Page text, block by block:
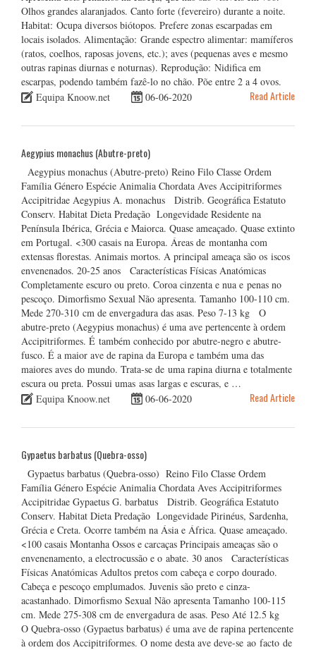
Olhos grandes alaranjados. Canto forte (fevereiro) durante a noite.
Habitat: Ocupa diversos biótopos. Prefere zonas escarpadas em
locais isolados. Alimentação: Grande espectro alimentar: mamíferos
(ratos, coelhos, raposas jovens, etc.); aves (pequenas aves e mesmo
outras rapinas diurnas e noturnas). Reprodução: Nidifica em
escarpas, podendo também fazê-lo no chão. Põe entre 2 a 4 ovos.
Equipa Knoow.net
06-06-2020 Read Article
Aegypius monachus (Abutre-preto)
Aegypius monachus (Abutre-preto) Reino Filo Classe Ordem
Família Género Espécie Animalia Chordata Aves Accipitriformes
Accipitridae Aegypius A. monachus Distrib. Geográfica Estatuto
Conserv. Habitat Dieta Predação Longevidade Residente na
Península Ibérica, Grécia e Maiorca. Quase ameaçado. Quase extinto
em Portugal. <300 casais na Europa. Áreas de montanha com
extensas florestas. Animais mortos. A principal ameaça são os iscos
envenenados. 20-25 anos Características Físicas Anatómicas
Completamente escuro ou preto. Coroa cinzenta e nua e penas no
pescoço. Dimorfismo Sexual Não apresenta. Tamanho 100-110 cm.
Mede 270-310 cm de envergadura das asas. Peso 7-13 kg O
abutre-preto (Aegypius monachus) é uma ave pertencente à ordem
Accipitriformes. É também conhecido por abutre-negro e abutre-
fusco. É a maior ave de rapina da Europa e também uma das
maiores aves do mundo. Trata-se de uma rapina diurna e totalmente
escura ou preta. Possui umas asas largas e escuras, e …
Equipa Knoow.net
06-06-2020 Read Article
Gypaetus barbatus (Quebra-osso)
Gypaetus barbatus (Quebra-osso) Reino Filo Classe Ordem
Família Género Espécie Animalia Chordata Aves Accipitriformes
Accipitridae Gypaetus G. barbatus Distrib. Geográfica Estatuto
Conserv. Habitat Dieta Predação Longevidade Pirinéus, Sardenha,
Grécia e Creta. Ocorre também na Ásia e África. Quase ameaçado.
<100 casais Montanha Ossos e carcaças Principais ameaças são o
envenenamento, a electrocussão e o abate. 30 anos Características
Físicas Anatómicas Adultos pretos com cabeça e corpo dourado.
Cabeça e pescoço emplumados. Juvenis são preto e cinza-
acastanhado. Dimorfismo Sexual Não apresenta Tamanho 100-115
cm. Mede 275-308 cm de envergadura de asas. Peso Até 12.5 kg
O Quebra-osso (Gypaetus barbatus) é uma ave de rapina pertencente
à ordem dos Accipitriformes. O nome desta ave deve-se ao facto de